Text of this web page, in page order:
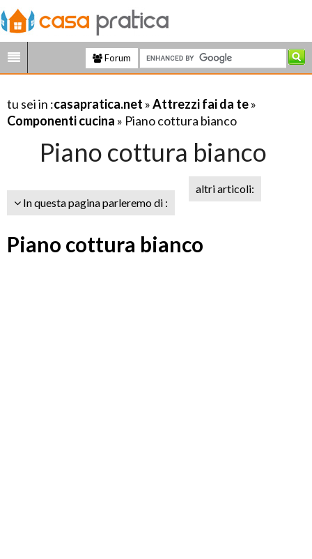
Forum
tu sei in :casapratica.net »Attrezzi fai da te»
Componenti cucina » Piano cottura bianco
Piano cottura bianco
In questa pagina parleremo di :
altri articoli:
Piano cottura bianco